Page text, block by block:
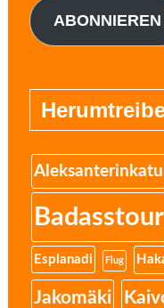
ABONNIEREN
Aleksanterinkatu
Badasstour
Esplanadi Flug
Jakomäki